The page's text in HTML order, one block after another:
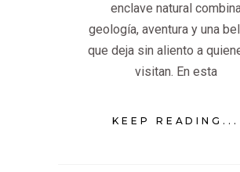
enclave natural
geología, aventura y una
que deja sin aliento a
visitan. En esta
KEEP READING...